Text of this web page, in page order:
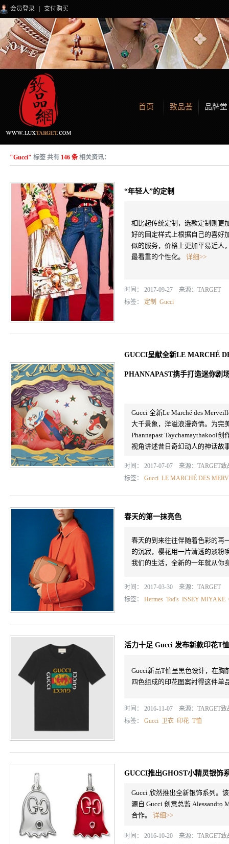
会员登录 支付购买
首页 致品荟 品牌堂
"Gucci" 标签 共有 146 条相关资讯：
“年轻人”的定制
相比起传统定制，选款定制则更
好的固定样式上根据自己的喜好
似的服务，价格上更加平易近人
最看重的个性化。 详细>>
时间： 2017-09-27 来源： TARGET
标签： 定制 Gucci
GUCCI呈献全新LE MARCHÉ
PHANNAPAST携手打造迷你剧
Gucci 全新Le Marché des
大千景象，洋溢浪漫奇情。为完
Phannapast Taychamaythakool
视角讲述昔日奇幻动人的神话故
时间： 2017-07-07 来源： TARGET致
标签： Gucci LE MARCHÉ DES
春天的第一抹亮色
春天的到来往往伴随着色彩的再
的沉寂，樱花用一片清透的淡粉
我们的生活，全新的一年就从你
时间： 2017-03-30 来源： TARGET
标签： Hermes Tod's ISSEY MIYAKE
活力十足 Gucci 发布新款印花T
Gucci新品T恤呈黑色设计，在胸
四色组成的印花图案衬得这件单
时间： 2016-11-07 来源： TARGET致
标签： Gucci 卫衣 印花 T恤
GUCCI推出GHOST小精灵银饰
Gucci 欣然推出全新银饰系列。
源自 Gucci 创意总监 Alessandro
合作。 详细>>
时间： 2016-10-20 来源： TARGET致